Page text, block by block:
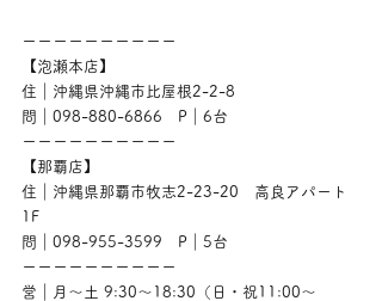
ーーーーーーーーーー
【泡瀬本店】
住｜沖縄県沖縄市比屋根2-2-8
問｜098-880-6866　P｜6台
ーーーーーーーーーー
【那覇店】
住｜沖縄県那覇市牧志2-23-20　高良アパート
1F
問｜098-955-3599　P｜5台
ーーーーーーーーーー
営｜月〜土 9:30〜18:30（日・祝11:00〜